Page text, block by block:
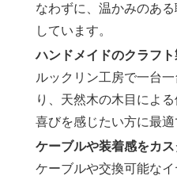
なわずに、温かみのあ
しています。
ハンドメイドのクラフ
ルックリン工房で一台
り、天然木の木目によ
喜びを感じたい方に最適
ケーブルや装着感をカス
ケーブルや交換可能な